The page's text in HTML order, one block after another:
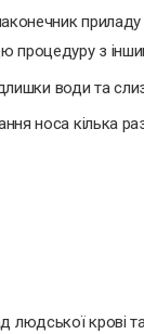
приладу
процедуру з
води та
носа кілька
людської